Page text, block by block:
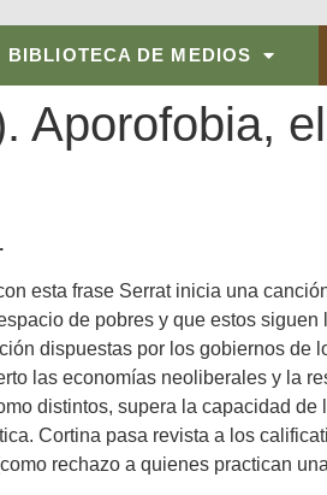
BIBLIOTECA DE MEDIOS
Aporofobia,
esta frase Serrat inicia una
de pobres y que estos
dispuestas por los gobiernos
las economías neoliberales y la
distintos, supera la capacidad
Cortina pasa revista a los
rechazo a quienes practican